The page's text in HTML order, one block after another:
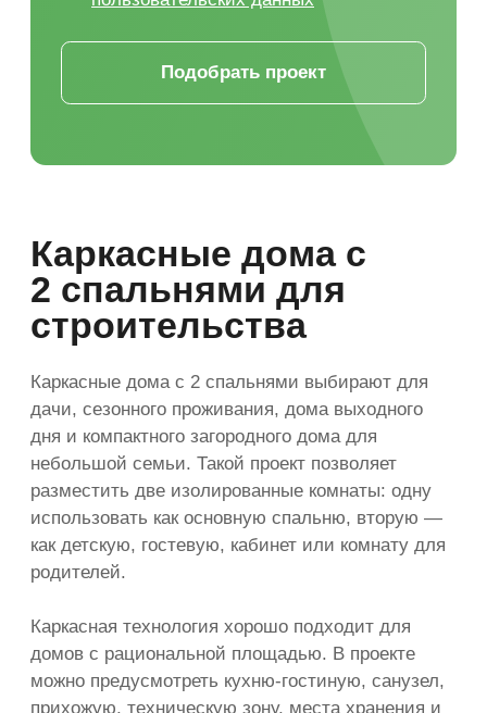
Каркас, газобетон, теплая
материал выбираются не только
по цене. Важно учитывать
назначение дома, сезонность
проживания, требования
к энергоэффективности, скорость
участка и желаемый уровень
отделки.
Подбор технологии
строительства
В смете фиксируются основные
этапы оплаты и условия изменения
стоимости. Это помогает заранее